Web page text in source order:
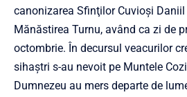
canonizarea Sfinţilor Cuvioşi
Mănăstirea Turnu, având ca zi de
octombrie. În decursul veacurilor
sihaştri s-au nevoit pe Muntele
Dumnezeu au mers departe de